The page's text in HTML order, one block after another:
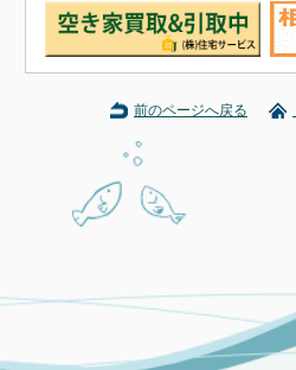
前のページへ戻る